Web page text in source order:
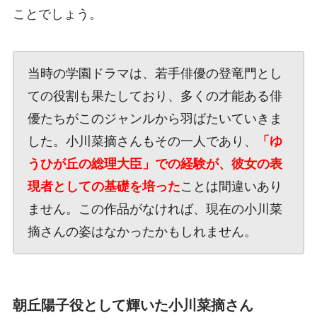
ことでしょう。
当時の学園ドラマは、若手俳優の登竜門とし
ての役割も果たしており、多くの才能ある俳
優たちがこのジャンルから羽ばたいていきま
した。小川菜摘さんもその一人であり、
「ゆ
うひが丘の総理大臣」での経験が、彼女の表
現者としての基礎を培ったことは間違いあり
ません。この作品がなければ、現在の小川菜
摘さんの姿はなかったかもしれません。
朝丘陽子役として輝いた小川菜摘さん